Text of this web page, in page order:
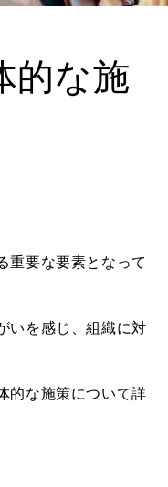
的な施
重要な要素となって
いを感じ、組織に対
的な施策について詳